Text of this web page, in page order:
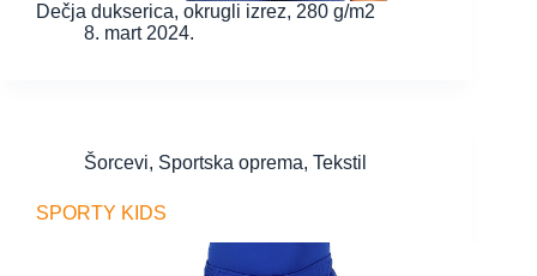
Dečja dukserica, okrugli izrez, 280 g/m2
8. mart 2024.
Šorcevi, Sportska oprema, Tekstil
SPORTY KIDS